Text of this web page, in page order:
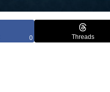
0 Threads